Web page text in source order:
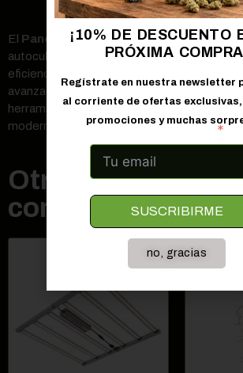
El Panel LED Cosmos 65Wes una
autocultivadores y profesionales que
eficiencia y la productividad de sus cultivos
avanzada tecnología y diseño flexible lo
herramienta indispensable para cualquier
moderna.
Otros clientes
compraron
¡10% DE DESCUENTO
PRÓXIMA
Regístrate en nuestra newsletter
al corriente de ofertas
promociones y muchas
Correo electrónico
SUSCRIBIRME
no, gracias